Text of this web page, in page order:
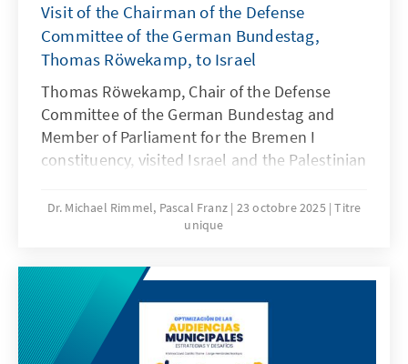
Visit of the Chairman of the Defense
Committee of the German Bundestag,
Thomas Röwekamp, to Israel
Thomas Röwekamp, Chair of the Defense
Committee of the German Bundestag and
Member of Parliament for the Bremen I
constituency, visited Israel and the Palestinian
Dr. Michael Rimmel, Pascal Franz 23 octobre 2025 Titre
unique